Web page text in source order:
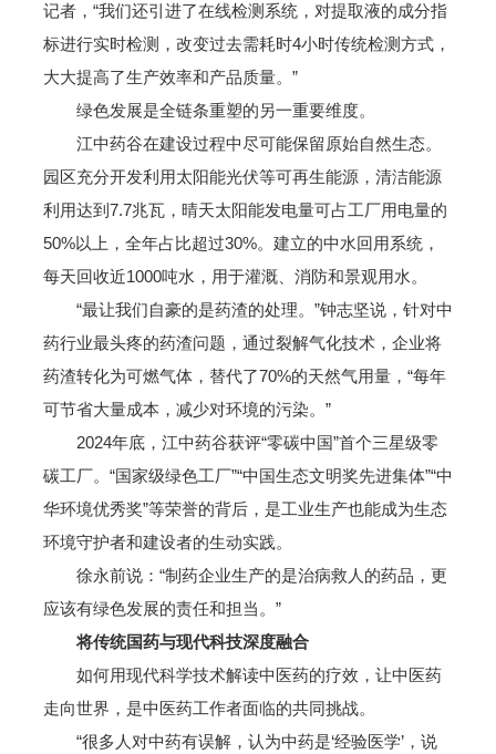
记者，“我们还引进了在线检测系统，对提取液的成分指
标进行实时检测，改变过去需耗时4小时传统检测方式，
大大提高了生产效率和产品质量。”
绿色发展是全链条重塑的另一重要维度。
江中药谷在建设过程中尽可能保留原始自然生态。
园区充分开发利用太阳能光伏等可再生能源，清洁能源
利用达到7.7兆瓦，晴天太阳能发电量可占工厂用电量的
50%以上，全年占比超过30%。建立的中水回用系统，
每天回收近1000吨水，用于灌溉、消防和景观用水。
“最让我们自豪的是药渣的处理。”钟志坚说，针对中
药行业最头疼的药渣问题，通过裂解气化技术，企业将
药渣转化为可燃气体，替代了70%的天然气用量，“每年
可节省大量成本，减少对环境的污染。”
2024年底，江中药谷获评“零碳中国”首个三星级零
碳工厂。“国家级绿色工厂”“中国生态文明奖先进集体”“中
华环境优秀奖”等荣誉的背后，是工业生产也能成为生态
环境守护者和建设者的生动实践。
徐永前说：“制药企业生产的是治病救人的药品，更
应该有绿色发展的责任和担当。”
将传统国药与现代科技深度融合
如何用现代科学技术解读中医药的疗效，让中医药
走向世界，是中医药工作者面临的共同挑战。
“很多人对中药有误解，认为中药是‘经验医学’，说